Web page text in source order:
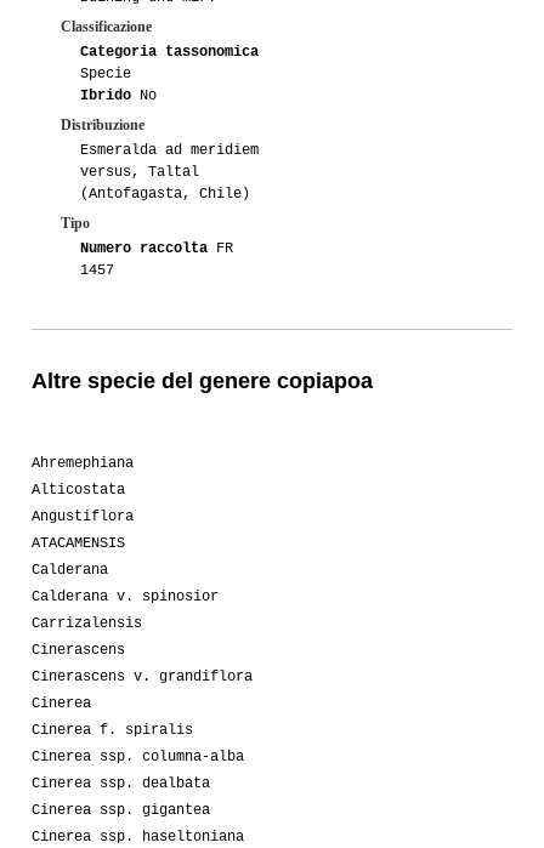
Classificazione
Categoria tassonomica
Specie
Ibrido No
Distribuzione
Esmeralda ad meridiem
versus, Taltal
(Antofagasta, Chile)
Tipo
Numero raccolta FR
1457
Altre specie del genere copiapoa
Ahremephiana
Alticostata
Angustiflora
ATACAMENSIS
Calderana
Calderana v. spinosior
Carrizalensis
Cinerascens
Cinerascens v. grandiflora
Cinerea
Cinerea f. spiralis
Cinerea ssp. columna-alba
Cinerea ssp. dealbata
Cinerea ssp. gigantea
Cinerea ssp. haseltoniana